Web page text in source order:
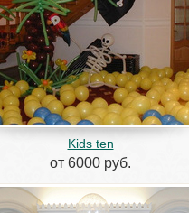
Kids ten
от 6000 руб.